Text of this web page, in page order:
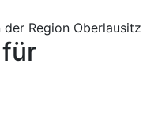
Region Oberlausitz